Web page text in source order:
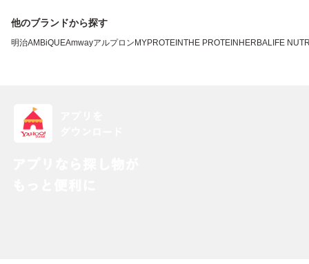
他のブランドから探す
明治AMBiQUEAmwayアルプロン MYPROTEINTHE PROTEIN HERBALIFE